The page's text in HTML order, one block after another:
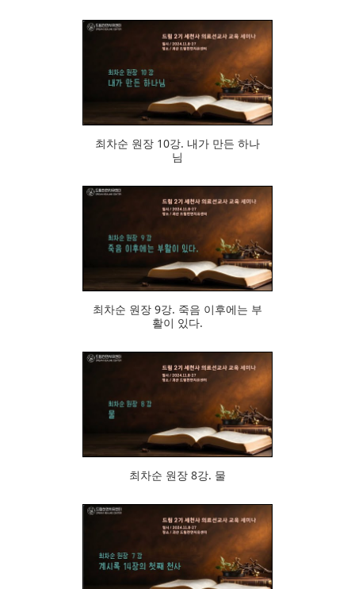
704
최차순 원장 10강. 내가 만든 하나
님
526
최차순 원장 9강. 죽음 이후에는 부
활이 있다.
699
최차순 원장 8강. 물
598